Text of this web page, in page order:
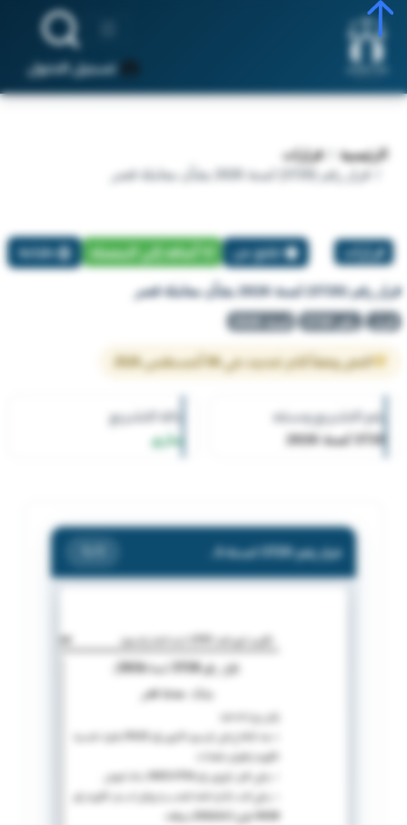
تسجيل الدخول
الرئيسية
قرارات
قرار رقم (3720) لسنة 2026 بشأن معاملة قصر
قرارات تبليغ عن أضافة إلي المفضلة طباعة
قرار رقم (3720) لسنة 2026 بشأن معاملة قصر
قرار رقم 3720 لسنة 2026
النص وفقاً لآخر تحديث في 06 أغسطس 2026
رقم التشريع وسنته
3720 لسنة 2026
حالة التشريع
ساري